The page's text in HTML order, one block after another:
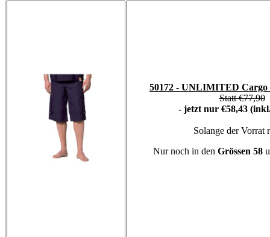
50172 - UNLIMITED Cargo
Statt €77,90
- jetzt nur €58,43
Solange der Vorrat
Nur noch in den Grössen 58